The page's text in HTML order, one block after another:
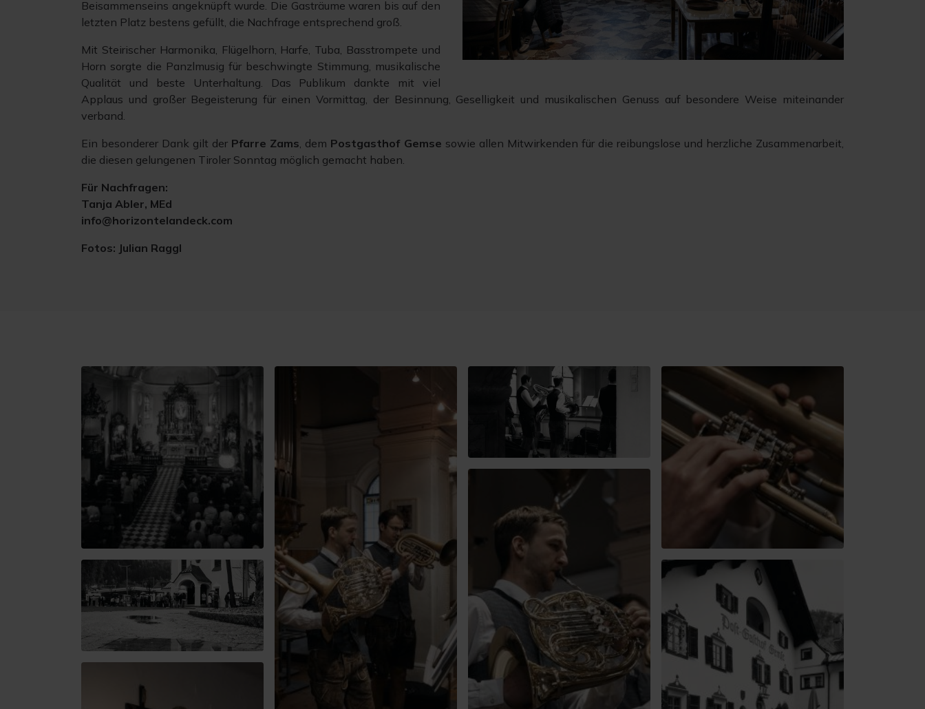
Beisammenseins angeknüpft wurde. Die Gasträume waren bis auf den
letzten Platz bestens gefüllt, die Nachfrage entsprechend groß.
Mit Steirischer Harmonika, Flügelhorn, Harfe, Tuba, Basstrompete und
Horn sorgte die Panzlmusig für beschwingte Stimmung, musikalische
Qualität und beste Unterhaltung. Das Publikum dankte mit viel
Applaus und großer Begeisterung für einen Vormittag, der Besinnung, Geselligkeit und musikalischen Genuss auf besondere Weise miteinander
verband.
Ein besonderer Dank gilt der Pfarre Zams, dem Postgasthof Gemse sowie allen Mitwirkenden für die reibungslose und herzliche Zusammenarbeit,
die diesen gelungenen Tiroler Sonntag möglich gemacht haben.
Für Nachfragen:
Tanja Abler, MEd
info@horizontelandeck.com
Fotos: Julian Raggl